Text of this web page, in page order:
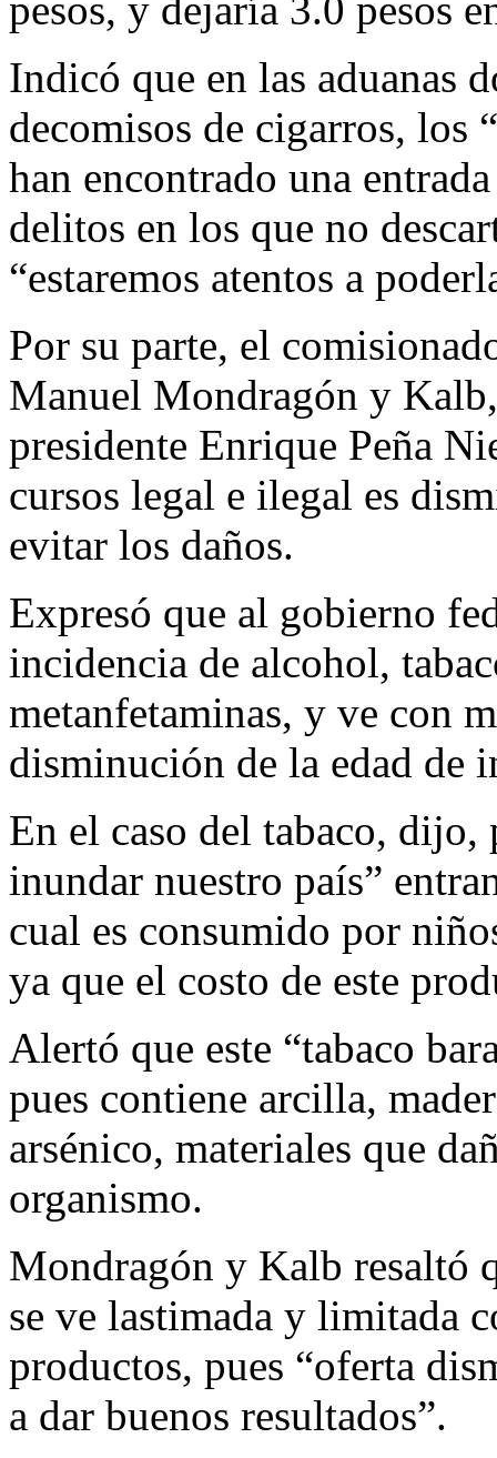
pesos, y dejaría 3.0 pesos
Indicó que en las aduanas
decomisos de cigarros, los
han encontrado una
delitos en los que no
“estaremos atentos a
Por su parte, el
Manuel Mondragón y
presidente Enrique Peña
cursos legal e ilegal es
evitar los daños.
Expresó que al gobierno
incidencia de alcohol,
metanfetaminas, y ve con
disminución de la edad de
En el caso del tabaco, dijo,
inundar nuestro país”
cual es consumido por
ya que el costo de este
Alertó que este “tabaco
pues contiene arcilla,
arsénico, materiales que
organismo.
Mondragón y Kalb resaltó
se ve lastimada y limitada
productos, pues “oferta
a dar buenos resultados”.